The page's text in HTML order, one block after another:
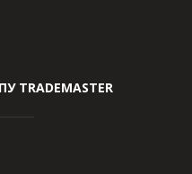
TRADEMASTER